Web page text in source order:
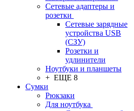
Сетевые адаптеры и
розетки
Сетевые зарядные
устройства USB
(СЗУ)
Розетки и
удлинители
Ноутбуки и планшеты
+ ЕЩЕ 8
Сумки
Рюкзаки
Для ноутбука